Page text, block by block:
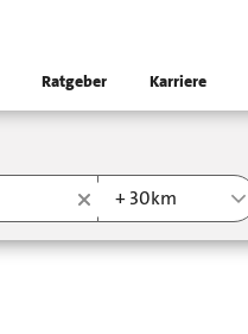
Ratgeber Karriere
+ 30km